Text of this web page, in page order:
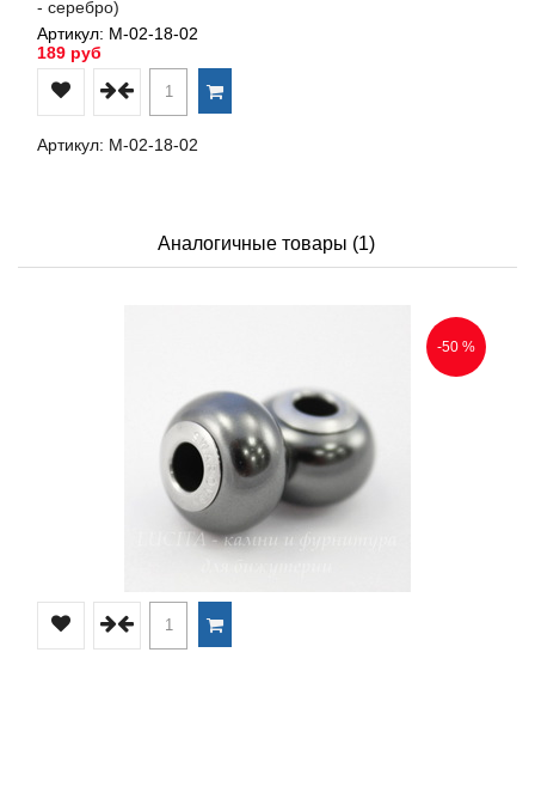
- серебро)
Артикул: М-02-18-02
189 руб
Артикул: М-02-18-02
Аналогичные товары (1)
-50 %